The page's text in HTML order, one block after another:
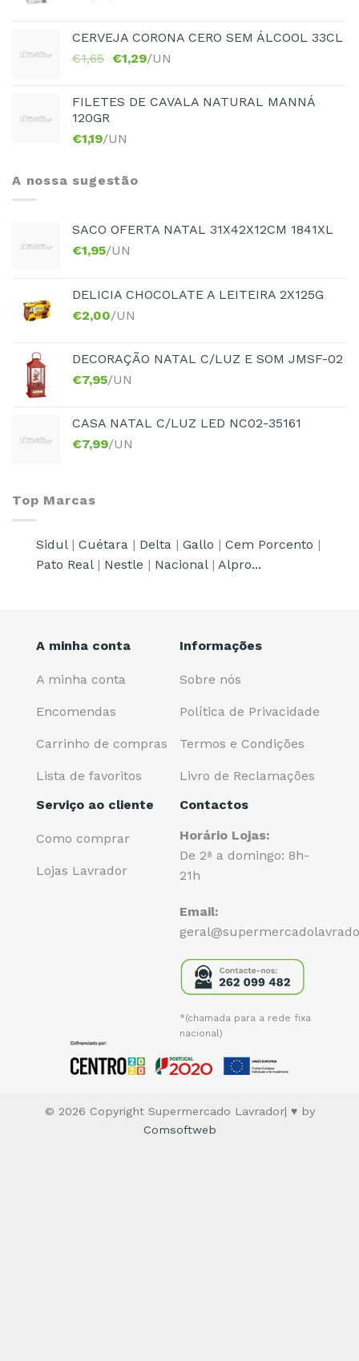
CERVEJA CORONA CERO SEM ÁLCOOL 33CL
€1,65 €1,29/UN
FILETES DE CAVALA NATURAL MANNÁ
120GR
€1,19/UN
A nossa sugestão
SACO OFERTA NATAL 31X42X12CM 1841XL
€1,95/UN
DELICIA CHOCOLATE A LEITEIRA 2X125G
€2,00/UN
DECORAÇÃO NATAL C/LUZ E SOM JMSF-02
€7,95/UN
CASA NATAL C/LUZ LED NC02-35161
€7,99/UN
Top Marcas
Sidul| Cuétara | Delta | Gallo | Cem Porcento |
Pato Real| Nestle | Nacional| Alpro...
A minha conta
A minha conta
Encomendas
Carrinho de compras
Lista de favoritos
Informações
Sobre nós
Política de Privacidade
Termos e Condições
Livro de Reclamações
Serviço ao cliente
Como comprar
Lojas Lavrador
Contactos
Horário Lojas:
De 2ª a domingo: 8h-
21h
Email:
*(chamada para a rede fixa
nacional)
© 2026 Copyright Supermercado Lavrador| ♥ by
Comsoftweb